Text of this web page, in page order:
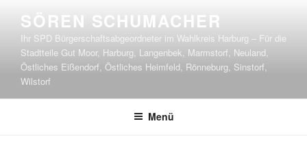
Inhalt
springen
SÖREN SCHUMACHER
Ihr SPD Bürgerschaftsabgeordneter im Wahlkreis Harburg – Für die
Stadtteile Gut Moor, Harburg, Langenbek, Marmstorf, Neuland,
Östliches Eißendorf, Östliches Heimfeld, Rönneburg, Sinstorf,
Wilstorf
Menü